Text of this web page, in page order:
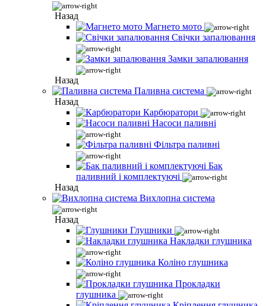
Назад
Магнето мото
Свічки запалювання
Замки запалювання
Назад
Паливна система
Назад
Карбюратори
Насоси паливні
Фільтра паливні
Бак
паливний і комплектуючі
Назад
Вихлопна система
Назад
Глушники
Накладки глушника
Коліно глушника
Прокладки
глушника